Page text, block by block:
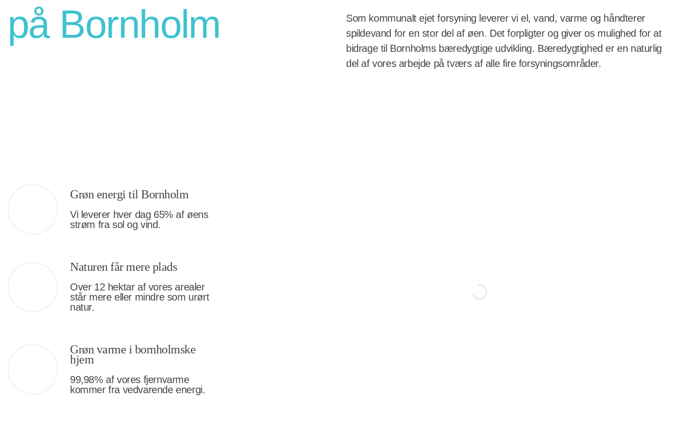
på Bornholm
Som kommunalt ejet forsyning leverer vi el, vand, varme og håndterer
spildevand for en stor del af øen. Det forpligter og giver os mulighed for at
bidrage til Bornholms bæredygtige udvikling. Bæredygtighed er en naturlig
del af vores arbejde på tværs af alle fire forsyningsområder.
Grøn energi til Bornholm
Vi leverer hver dag 65% af øens
strøm fra sol og vind.
Naturen får mere plads
Over 12 hektar af vores arealer
står mere eller mindre som urørt
natur.
Grøn varme i bornholmske
hjem
99,98% af vores fjernvarme
kommer fra vedvarende energi.